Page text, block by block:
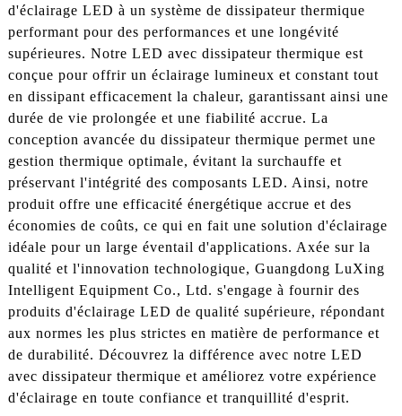
d'éclairage LED à un système de dissipateur thermique
performant pour des performances et une longévité
supérieures. Notre LED avec dissipateur thermique est
conçue pour offrir un éclairage lumineux et constant tout
en dissipant efficacement la chaleur, garantissant ainsi une
durée de vie prolongée et une fiabilité accrue. La
conception avancée du dissipateur thermique permet une
gestion thermique optimale, évitant la surchauffe et
préservant l'intégrité des composants LED. Ainsi, notre
produit offre une efficacité énergétique accrue et des
économies de coûts, ce qui en fait une solution d'éclairage
idéale pour un large éventail d'applications. Axée sur la
qualité et l'innovation technologique, Guangdong LuXing
Intelligent Equipment Co., Ltd. s'engage à fournir des
produits d'éclairage LED de qualité supérieure, répondant
aux normes les plus strictes en matière de performance et
de durabilité. Découvrez la différence avec notre LED
avec dissipateur thermique et améliorez votre expérience
d'éclairage en toute confiance et tranquillité d'esprit.